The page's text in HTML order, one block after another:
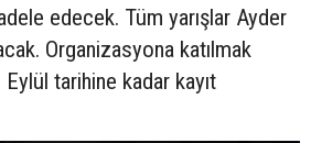
edecek. Tüm yarışlar Ayder
Organizasyona katılmak
tarihine kadar kayıt